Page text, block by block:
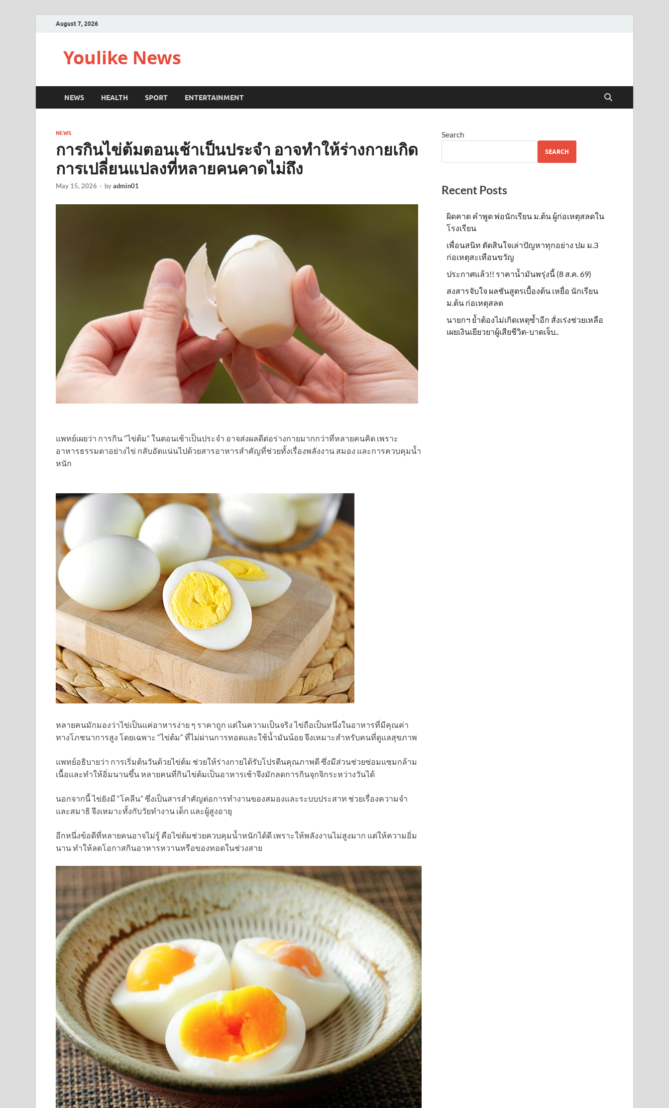
August 7, 2026
Youlike News
NEWS HEALTH SPORT ENTERTAINMENT
NEWS
การกินไข่ต้มตอนเช้าเป็นประจำ อาจทำให้ร่างกายเกิด
การเปลี่ยนแปลงที่หลายคนคาดไม่ถึง
May 15, 2026 - byadmin01
แพทย์เผยว่า การกิน “ไข่ต้ม” ในตอนเช้าเป็นประจำ อาจส่งผลดีต่อร่างกายมากกว่าที่หลายคนคิด เพราะ
อาหารธรรมดาอย่างไข่ กลับอัดแน่นไปด้วยสารอาหารสำคัญที่ช่วยทั้งเรื่องพลังงาน สมอง และการควบคุมน้ำ
หนัก
หลายคนมักมองว่าไข่เป็นแค่อาหารง่าย ๆ ราคาถูก แต่ในความเป็นจริง ไข่ถือเป็นหนึ่งในอาหารที่มีคุณค่า
ทางโภชนาการสูง โดยเฉพาะ “ไข่ต้ม” ที่ไม่ผ่านการทอดและใช้น้ำมันน้อย จึงเหมาะสำหรับคนที่ดูแลสุขภาพ
แพทย์อธิบายว่า การเริ่มต้นวันด้วยไข่ต้ม ช่วยให้ร่างกายได้รับโปรตีนคุณภาพดี ซึ่งมีส่วนช่วยซ่อมแซมกล้าม
เนื้อและทำให้อิ่มนานขึ้น หลายคนที่กินไข่ต้มเป็นอาหารเช้าจึงมักลดการกินจุกจิกระหว่างวันได้
นอกจากนี้ ไข่ยังมี “โคลีน” ซึ่งเป็นสารสำคัญต่อการทำงานของสมองและระบบประสาท ช่วยเรื่องความจำ
และสมาธิ จึงเหมาะทั้งกับวัยทำงาน เด็ก และผู้สูงอายุ
อีกหนึ่งข้อดีที่หลายคนอาจไม่รู้ คือไข่ต้มช่วยควบคุมน้ำหนักได้ดี เพราะให้พลังงานไม่สูงมาก แต่ให้ความอิ่ม
นาน ทำให้ลดโอกาสกินอาหารหวานหรือของทอดในช่วงสาย
Search
SEARCH
Recent Posts
ผิดคาด คำพูด พ่อนักเรียน ม.ต้น ผู้ก่อเหตุสลดใน
โรงเรียน
เพื่อนสนิท ตัดสินใจเล่าปัญหาทุกอย่าง ปม ม.3
ก่อเหตุสะเทือนขวัญ
ประกาศแล้ว!! ราคาน้ำมันพรุ่งนี้ (8 ส.ค. 69)
สงสารจับใจ ผลชันสูตรเบื้องต้น เหยื่อ นักเรียน
ม.ต้น ก่อเหตุสลด
นายกฯ ย้ำต้องไม่เกิดเหตุซ้ำอีก สั่งเร่งช่วยเหลือ
เผยเงินเยียวยาผู้เสียชีวิต-บาดเจ็บ..